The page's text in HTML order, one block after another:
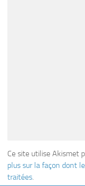
Ce site utilise Akismet
plus sur la façon dont
traitées.